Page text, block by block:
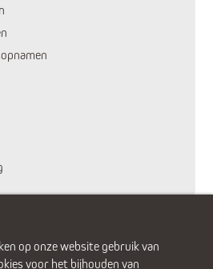
op onze website gebruik van
voor het bijhouden van